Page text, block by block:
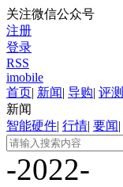
关注微信公众号
注册
登录
RSS
imobile
首页| 新闻| 导购| 评测
新闻
智能硬件| 行情| 要闻|
-2022-